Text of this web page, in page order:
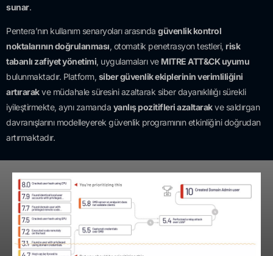
sunar.
Pentera’nın kullanım senaryoları arasında güvenlik kontrol
noktalarının doğrulanması, otomatik penetrasyon testleri, risk
tabanlı zafiyet yönetimi, uygulamaları ve MITRE ATT&CK uyumu
bulunmaktadır. Platform, siber güvenlik ekiplerinin verimliliğini
artırarakve müdahale süresini azaltarak siber dayanıklılığı sürekli
iyileştirmekte, aynı zamanda yanlış pozitifleri azaltarakve saldırgan
davranışlarını modelleyerek güvenlik programının etkinliğini doğrudan
artırmaktadır.